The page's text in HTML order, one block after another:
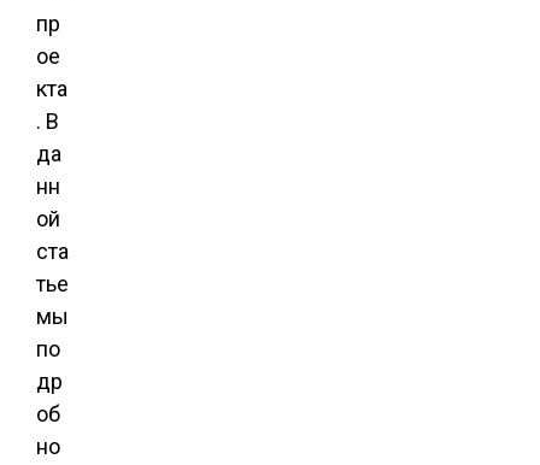
пр
ое
кта
. В
да
нн
ой
ста
тье
мы
по
др
об
но